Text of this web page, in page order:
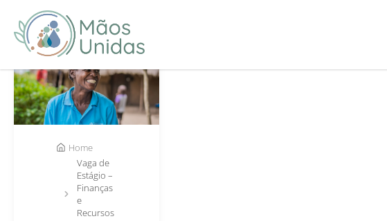
Home
Vaga de
Estágio –
Finanças
e
Recursos